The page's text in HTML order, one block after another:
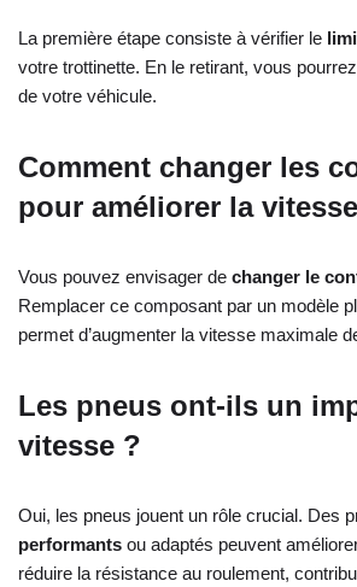
La première étape consiste à vérifier le
votre trottinette. En le retirant, vous
de votre véhicule.
Comment changer les
pour améliorer la
Vous pouvez envisager de changer le
Remplacer ce composant par un modèle
permet d’augmenter la vitesse maximale
Les pneus ont-ils un
vitesse ?
Oui, les pneus jouent un rôle crucial. Des
performants ou adaptés peuvent
réduire la résistance au roulement,